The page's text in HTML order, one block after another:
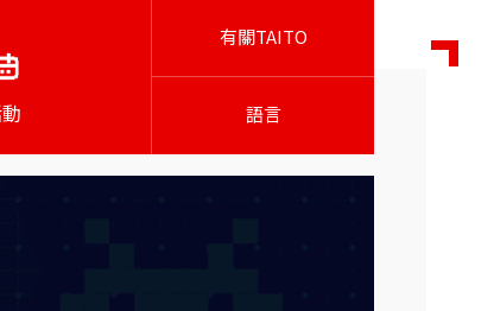
有關TAITO
語言